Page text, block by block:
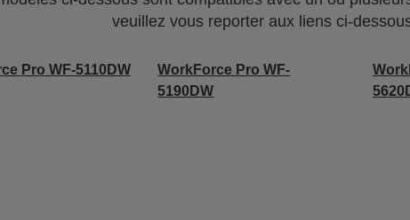
veuillez vous reporter aux liens ci-
Pro WF-5110DW
WorkForce Pro WF-
5190DW